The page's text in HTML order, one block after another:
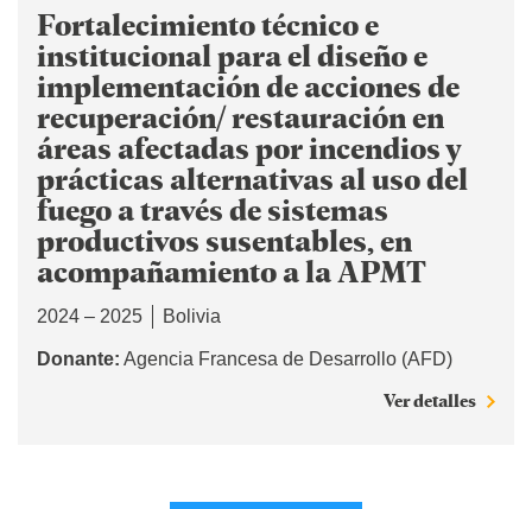
Fortalecimiento técnico e
institucional para el diseño e
implementación de acciones de
recuperación/ restauración en
áreas afectadas por incendios y
prácticas alternativas al uso del
fuego a través de sistemas
productivos susentables, en
acompañamiento a la APMT
2024 – 2025 Bolivia
Donante: Agencia Francesa de Desarrollo (AFD)
Ver detalles